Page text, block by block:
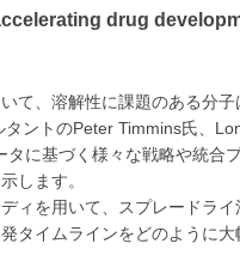
drug
て、溶解性に課題のある分
ントのPeter Timmins氏、
に基づく様々な戦略や統合
します。
ィを用いて、スプレードラ
タイムラインをどのように